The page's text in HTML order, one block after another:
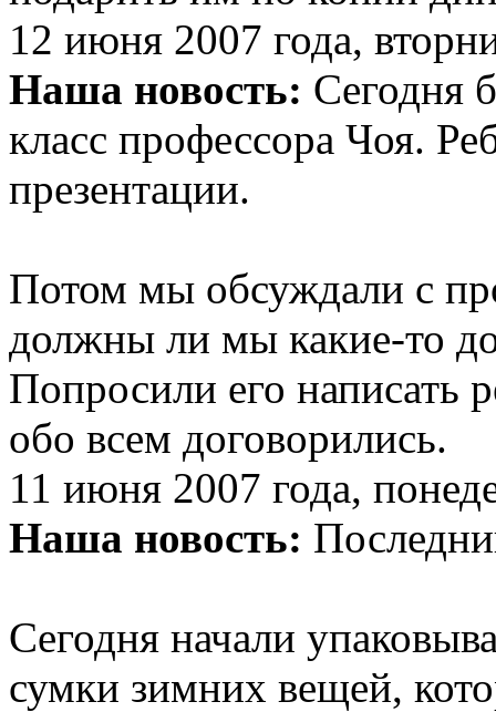
12 июня 2007 года,
Наша новость: Сегодня
класс профессора Чоя.
презентации.
Потом мы обсуждали с
должны ли мы какие-то
Попросили его написать
обо всем договорились.
11 июня 2007 года,
Наша новость:
Сегодня начали
сумки зимних вещей,